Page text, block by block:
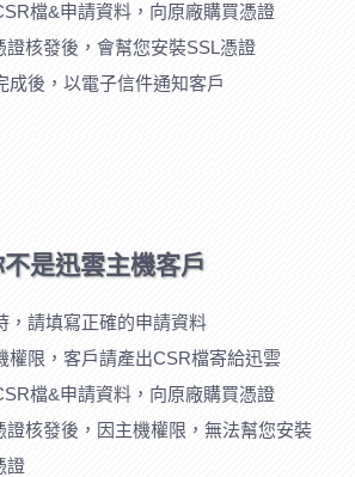
檔&申請資料，向原廠購買憑證
證核發後，會幫您安裝SSL憑證
成後，以電子信件通知客戶
是迅雲主機客戶
，請填寫正確的申請資料
權限，客戶請產出CSR檔寄給迅雲
檔&申請資料，向原廠購買憑證
證核發後，因主機權限，無法幫您安裝
證